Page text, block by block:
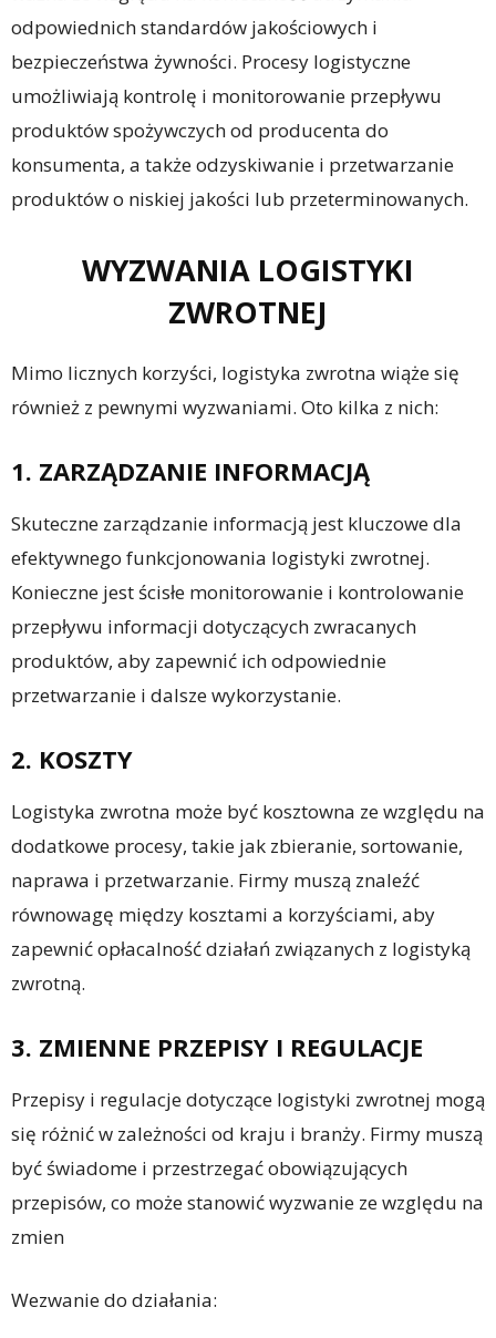
odpowiednich standardów jakościowych i
bezpieczeństwa żywności. Procesy logistyczne
umożliwiają kontrolę i monitorowanie przepływu
produktów spożywczych od producenta do
konsumenta, a także odzyskiwanie i przetwarzanie
produktów o niskiej jakości lub przeterminowanych.
WYZWANIA LOGISTYKI
ZWROTNEJ
Mimo licznych korzyści, logistyka zwrotna wiąże się
również z pewnymi wyzwaniami. Oto kilka z nich:
1. ZARZĄDZANIE INFORMACJĄ
Skuteczne zarządzanie informacją jest kluczowe dla
efektywnego funkcjonowania logistyki zwrotnej.
Konieczne jest ścisłe monitorowanie i kontrolowanie
przepływu informacji dotyczących zwracanych
produktów, aby zapewnić ich odpowiednie
przetwarzanie i dalsze wykorzystanie.
2. KOSZTY
Logistyka zwrotna może być kosztowna ze względu na
dodatkowe procesy, takie jak zbieranie, sortowanie,
naprawa i przetwarzanie. Firmy muszą znaleźć
równowagę między kosztami a korzyściami, aby
zapewnić opłacalność działań związanych z logistyką
zwrotną.
3. ZMIENNE PRZEPISY I REGULACJE
Przepisy i regulacje dotyczące logistyki zwrotnej mogą
się różnić w zależności od kraju i branży. Firmy muszą
być świadome i przestrzegać obowiązujących
przepisów, co może stanowić wyzwanie ze względu na
zmien
Wezwanie do działania: